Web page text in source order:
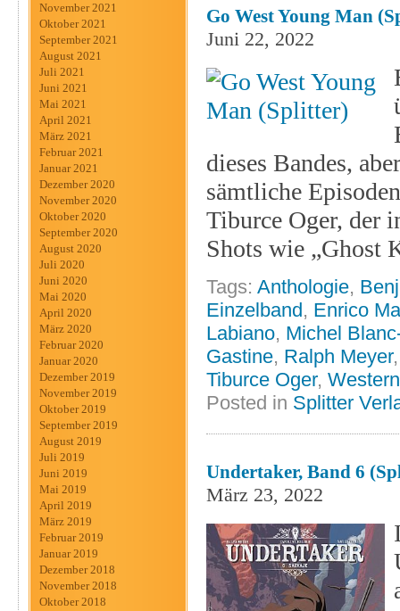
November 2021
Oktober 2021
September 2021
August 2021
Juli 2021
Juni 2021
Mai 2021
April 2021
März 2021
Februar 2021
Januar 2021
Dezember 2020
November 2020
Oktober 2020
September 2020
August 2020
Juli 2020
Juni 2020
Mai 2020
April 2020
März 2020
Februar 2020
Januar 2020
Dezember 2019
November 2019
Oktober 2019
September 2019
August 2019
Juli 2019
Juni 2019
Mai 2019
April 2019
März 2019
Februar 2019
Januar 2019
Dezember 2018
November 2018
Oktober 2018
Go West Young Man
Juni 22, 2022
dieses Bandes,
sämtliche
Tiburce Oger, der
Shots wie „Ghost
Tags: Anthologie,
Einzelband , Enrico
Labiano, Michel
Gastine, Ralph Meyer
Tiburce Oger, Western
Posted in Splitter
Undertaker, Band 6
März 23, 2022